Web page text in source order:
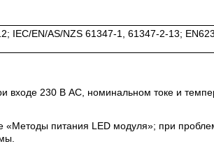
IEC/EN/AS/NZS 61347-1, 61347-2-13;
входе 230 В AC, номинальном токе и
«Методы питания LED модуля»; при